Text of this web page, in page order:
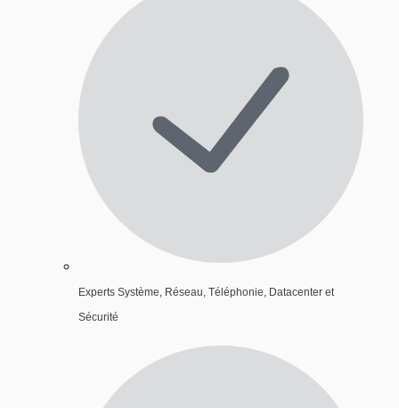
Experts Système, Réseau, Téléphonie, Datacenter et
Sécurité